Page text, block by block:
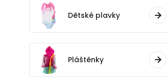
Dětské plavky
Pláštěnky